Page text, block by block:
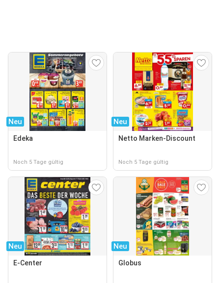
Neu
Edeka
Noch 5 Tage gültig
Neu
Netto Marken-Discount
Noch 5 Tage gültig
Neu
E-Center
Neu
Globus